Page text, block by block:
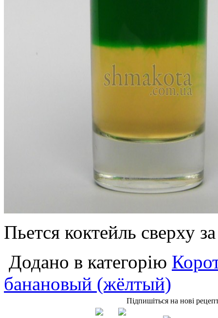
Пьется коктейль сверху
Додано в категорію
банановый (жёлтый)
Підпишіться на нові